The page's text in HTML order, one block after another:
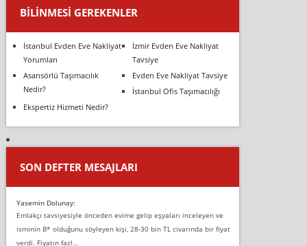
BILINMESI GEREKENLER
İstanbul Evden Eve Nakliyat
Yorumları
İzmir Evden Eve Nakliyat
Tavsiye
Asansörlü Taşımacılık
Nedir?
Evden Eve Nakliyat Tavsiye
İstanbul Ofis Taşımacılığı
Ekspertiz Hizmeti Nedir?
SON DEFTER MESAJLARI
Yasemin Dolunay:
Emlakçı tavsiyesiyle önceden evime gelip eşyaları inceleyen ve
isminin B* olduğunu söyleyen kişi, 28-30 bin TL civarında bir fiyat
verdi. Fiyatın fazl...